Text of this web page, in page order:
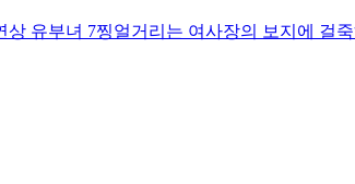
상 유부녀 7찡얼거리는 여사장의 보지에 걸